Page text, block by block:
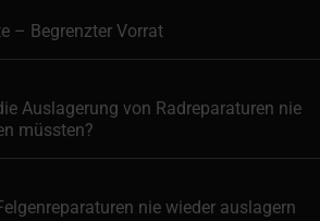
– Begrenzter Vorrat
Auslagerung von Radreparaturen nie
müssten?
nie wieder auslagern